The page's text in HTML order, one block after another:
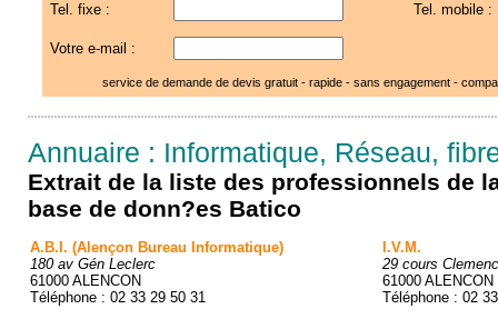
Tel. fixe : Tel. mobile :
Votre e-mail :
service de demande de devis gratuit - rapide - sans engagement -
Annuaire : Informatique, Réseau,
Extrait de la liste des professionnels de
base de donn?es Batico
A.B.I. (Alençon Bureau Informatique)
180 av Gén Leclerc
61000 ALENCON
Téléphone : 02 33 29 50 31
I.V.M.
29 cours
61000 ALENCON
Téléphone : 02